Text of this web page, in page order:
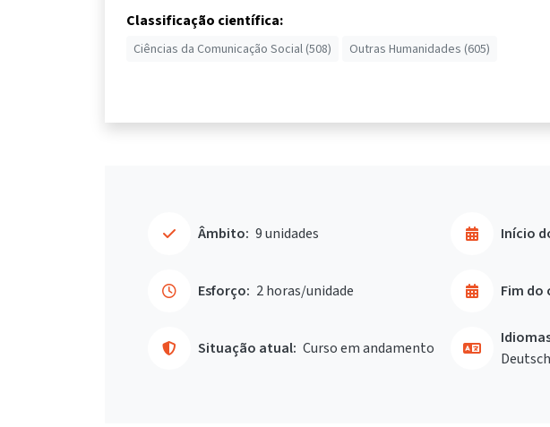
Classificação científica:
Ciências da Comunicação Social (508) Outras Humanidades (605)
Âmbito: 9 unidades
Esforço: 2 horas/unidade
Início
Fim do
Situação atual: Curso em andamento